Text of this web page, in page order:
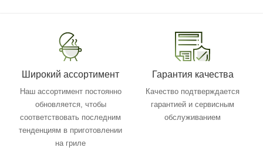
Широкий ассортимент
Наш ассортимент постоянно
обновляется, чтобы
соответствовать последним
тенденциям в приготовлении
на гриле
Гарантия качества
Качество подтверждается
гарантией и сервисным
обслуживанием